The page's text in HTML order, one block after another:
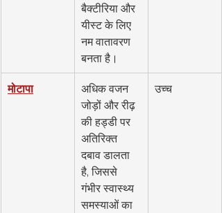
बैक्टीरिया और
यीस्ट के लिए
नम वातावरण
बनता है।
मोटापा
अधिक वजन
जोड़ों और रीढ़
की हड्डी पर
अतिरिक्त
दबाव डालता
है, जिससे
गंभीर स्वास्थ्य
समस्याओं का
उच्च